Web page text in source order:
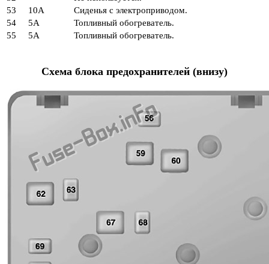
53
10А
Сиденья с электроприводом.
54
5А
Топливный обогреватель.
55
5А Топливный обогреватель.
Схема блока предохранителей (внизу)